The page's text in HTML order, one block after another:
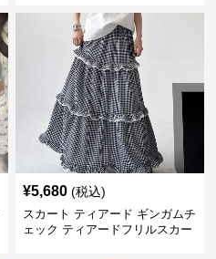
¥5,680 (税込)
スカート ティアード ギンガムチ
ェック ティアードフリルスカー